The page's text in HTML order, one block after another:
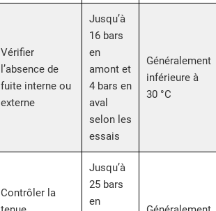
Vérifier
l’absence de
fuite interne ou
externe
Jusqu’à
16 bars
en
amont et
4 bars en
aval
selon les
essais
Généralement
inférieure à
30 °C
Contrôler la
Jusqu’à
25 bars
en